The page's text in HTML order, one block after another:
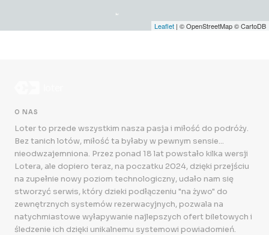
Leaflet | © OpenStreetMap © CartoDB
O NAS
Loter to przede wszystkim nasza pasja i miłość do podróży.
Bez tanich lotów, miłość ta byłaby w pewnym sensie...
nieodwzajemniona. Przez ponad 18 lat powstało kilka wersji
Lotera, ale dopiero teraz, na poczatku 2024, dzięki przejściu
na zupełnie nowy poziom technologiczny, udało nam się
stworzyć serwis, który dzieki podłączeniu "na żywo" do
zewnętrznych systemów rezerwacyjnych, pozwala na
natychmiastowe wyłapywanie najlepszych ofert biletowych i
śledzenie ich dzięki unikalnemu systemowi powiadomień.